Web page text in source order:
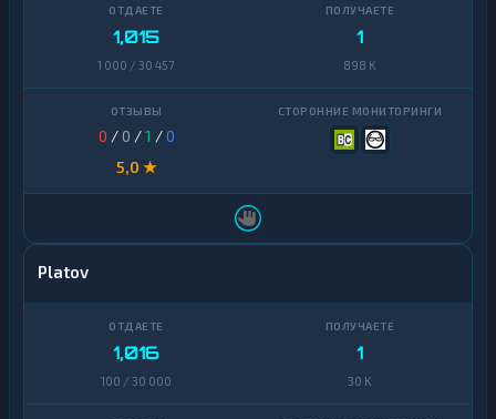
1,015
1 000 / 30 457
1
898 K
0 / 0 /1 /0
5,0 ★
Platov
1,016
100 / 30 000
1
30 K